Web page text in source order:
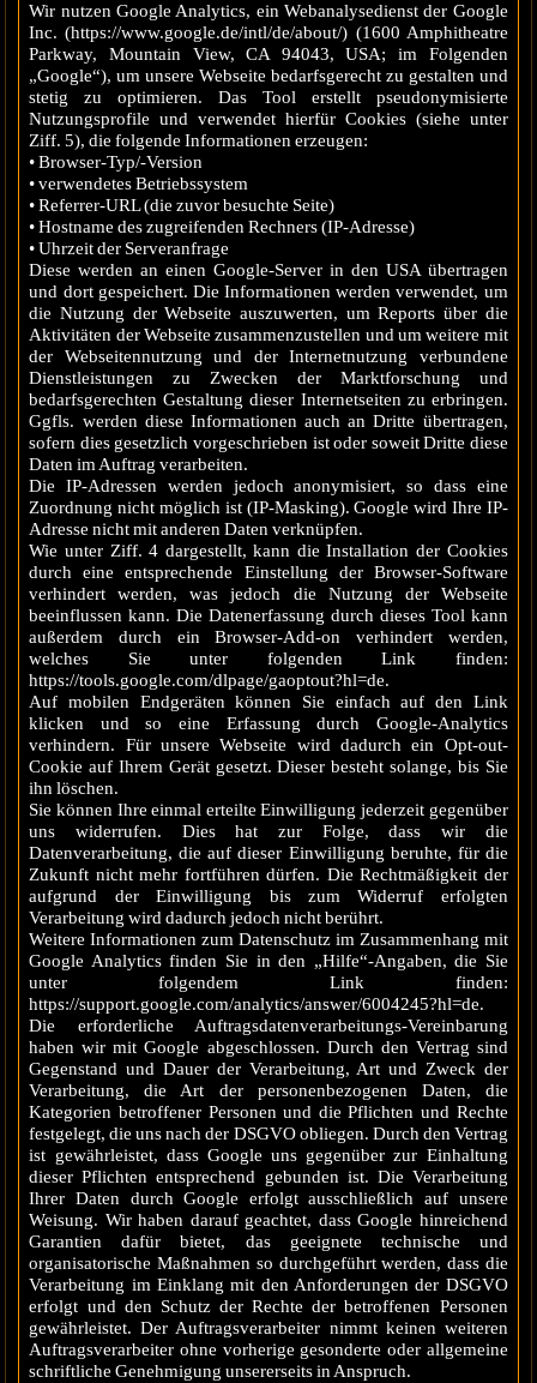
Wir nutzen Google Analytics, ein Webanalysedienst der Google
Inc. (https://www.google.de/intl/de/about/) (1600 Amphitheatre
Parkway, Mountain View, CA 94043, USA; im Folgenden
„Google“), um unsere Webseite bedarfsgerecht zu gestalten und
stetig zu optimieren. Das Tool erstellt pseudonymisierte
Nutzungsprofile und verwendet hierfür Cookies (siehe unter
Ziff. 5), die folgende Informationen erzeugen:
• Browser-Typ/-Version
• verwendetes Betriebssystem
• Referrer-URL (die zuvor besuchte Seite)
• Hostname des zugreifenden Rechners (IP-Adresse)
• Uhrzeit der Serveranfrage
Diese werden an einen Google-Server in den USA übertragen
und dort gespeichert. Die Informationen werden verwendet, um
die Nutzung der Webseite auszuwerten, um Reports über die
Aktivitäten der Webseite zusammenzustellen und um weitere mit
der Webseitennutzung und der Internetnutzung verbundene
Dienstleistungen zu Zwecken der Marktforschung und
bedarfsgerechten Gestaltung dieser Internetseiten zu erbringen.
Ggfls. werden diese Informationen auch an Dritte übertragen,
sofern dies gesetzlich vorgeschrieben ist oder soweit Dritte diese
Daten im Auftrag verarbeiten.
Die IP-Adressen werden jedoch anonymisiert, so dass eine
Zuordnung nicht möglich ist (IP-Masking). Google wird Ihre IP-
Adresse nicht mit anderen Daten verknüpfen.
Wie unter Ziff. 4 dargestellt, kann die Installation der Cookies
durch eine entsprechende Einstellung der Browser-Software
verhindert werden, was jedoch die Nutzung der Webseite
beeinflussen kann. Die Datenerfassung durch dieses Tool kann
außerdem durch ein Browser-Add-on verhindert werden,
welches Sie unter folgenden Link finden:
https://tools.google.com/dlpage/gaoptout?hl=de.
Auf mobilen Endgeräten können Sie einfach auf den Link
klicken und so eine Erfassung durch Google-Analytics
verhindern. Für unsere Webseite wird dadurch ein Opt-out-
Cookie auf Ihrem Gerät gesetzt. Dieser besteht solange, bis Sie
ihn löschen.
Sie können Ihre einmal erteilte Einwilligung jederzeit gegenüber
uns widerrufen. Dies hat zur Folge, dass wir die
Datenverarbeitung, die auf dieser Einwilligung beruhte, für die
Zukunft nicht mehr fortführen dürfen. Die Rechtmäßigkeit der
aufgrund der Einwilligung bis zum Widerruf erfolgten
Verarbeitung wird dadurch jedoch nicht berührt.
Weitere Informationen zum Datenschutz im Zusammenhang mit
Google Analytics finden Sie in den „Hilfe“-Angaben, die Sie
unter folgendem Link finden:
https://support.google.com/analytics/answer/6004245?hl=de.
Die erforderliche Auftragsdatenverarbeitungs-Vereinbarung
haben wir mit Google abgeschlossen. Durch den Vertrag sind
Gegenstand und Dauer der Verarbeitung, Art und Zweck der
Verarbeitung, die Art der personenbezogenen Daten, die
Kategorien betroffener Personen und die Pflichten und Rechte
festgelegt, die uns nach der DSGVO obliegen. Durch den Vertrag
ist gewährleistet, dass Google uns gegenüber zur Einhaltung
dieser Pflichten entsprechend gebunden ist. Die Verarbeitung
Ihrer Daten durch Google erfolgt ausschließlich auf unsere
Weisung. Wir haben darauf geachtet, dass Google hinreichend
Garantien dafür bietet, das geeignete technische und
organisatorische Maßnahmen so durchgeführt werden, dass die
Verarbeitung im Einklang mit den Anforderungen der DSGVO
erfolgt und den Schutz der Rechte der betroffenen Personen
gewährleistet. Der Auftragsverarbeiter nimmt keinen weiteren
Auftragsverarbeiter ohne vorherige gesonderte oder allgemeine
schriftliche Genehmigung unsererseits in Anspruch.